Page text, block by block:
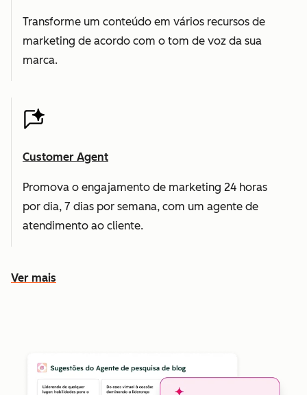
Transforme um conteúdo em vários recursos de
marketing de acordo com o tom de voz da sua
marca.
Customer Agent
Promova o engajamento de marketing 24 horas
por dia, 7 dias por semana, com um agente de
atendimento ao cliente.
Ver mais